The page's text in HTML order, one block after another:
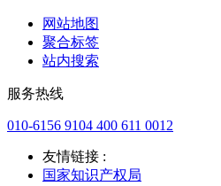
网站地图
聚合标签
站内搜索
服务热线
010-6156 9104 400 611 0012
友情链接 :
国家知识产权局